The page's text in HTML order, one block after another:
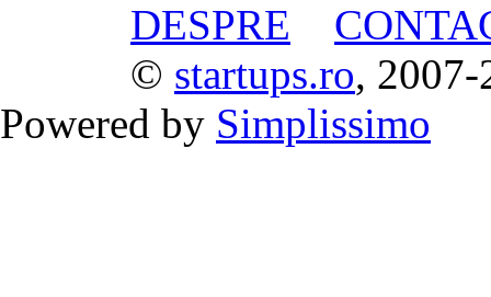
DESPRE
© startups.ro, 2007-
Powered by Simplissimo